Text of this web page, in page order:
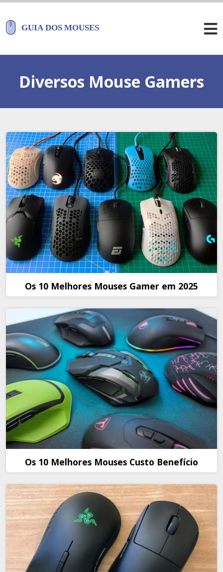
Diversos Mouse Gamers
Os 10 Melhores Mouses Gamer em 2025
Os 10 Melhores Mouses Custo Benefício